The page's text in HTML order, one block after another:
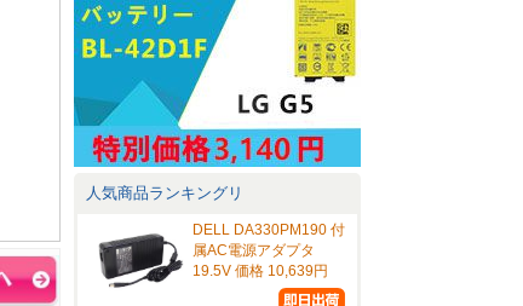
人気商品ランキングリ
DELL DA330PM190 付
属AC電源アダプタ
19.5V 価格 10,639円